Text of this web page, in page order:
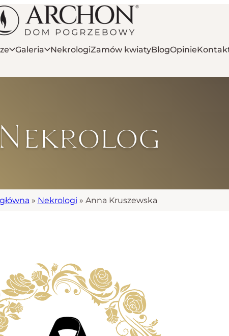
Galeria NekrologiZamów kwiatyBlogOpinie
» Nekrologi » Anna Kruszewska